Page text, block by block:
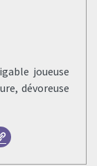
joueuse
dévoreuse